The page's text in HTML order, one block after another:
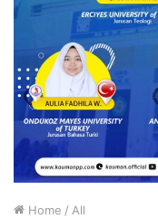
Home / All